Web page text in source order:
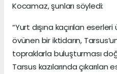
Kocamaz, şunları söyledi:
“Yurt dışına kaçırılan
övünen bir iktidarın,
topraklarla buluşturması
Tarsus kazılarında çıkarılan